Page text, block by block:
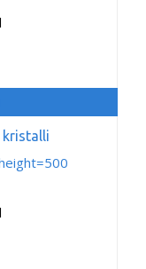
kristalli